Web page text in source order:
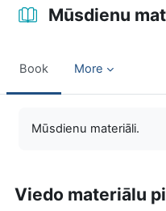
Mūsdienu
Book More
Mūsdienu materiāli.
Viedo materiālu